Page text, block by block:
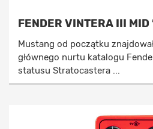
FENDER VINTERA III MID
Mustang od początku
głównego nurtu katalogu
statusu Stratocastera ...